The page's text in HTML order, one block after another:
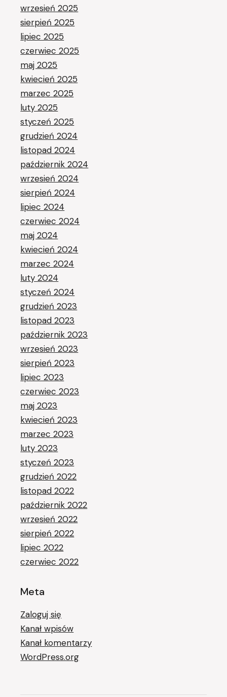
wrzesień 2025
sierpień 2025
lipiec 2025
czerwiec 2025
maj 2025
kwiecień 2025
marzec 2025
luty 2025
styczeń 2025
grudzień 2024
listopad 2024
październik 2024
wrzesień 2024
sierpień 2024
lipiec 2024
czerwiec 2024
maj 2024
kwiecień 2024
marzec 2024
luty 2024
styczeń 2024
grudzień 2023
listopad 2023
październik 2023
wrzesień 2023
sierpień 2023
lipiec 2023
czerwiec 2023
maj 2023
kwiecień 2023
marzec 2023
luty 2023
styczeń 2023
grudzień 2022
listopad 2022
październik 2022
wrzesień 2022
sierpień 2022
lipiec 2022
czerwiec 2022
Meta
Zaloguj się
Kanał wpisów
Kanał komentarzy
WordPress.org